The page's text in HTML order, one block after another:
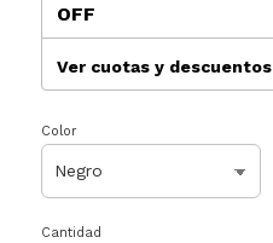
OFF
Ver cuotas y descuentos
Color
Cantidad